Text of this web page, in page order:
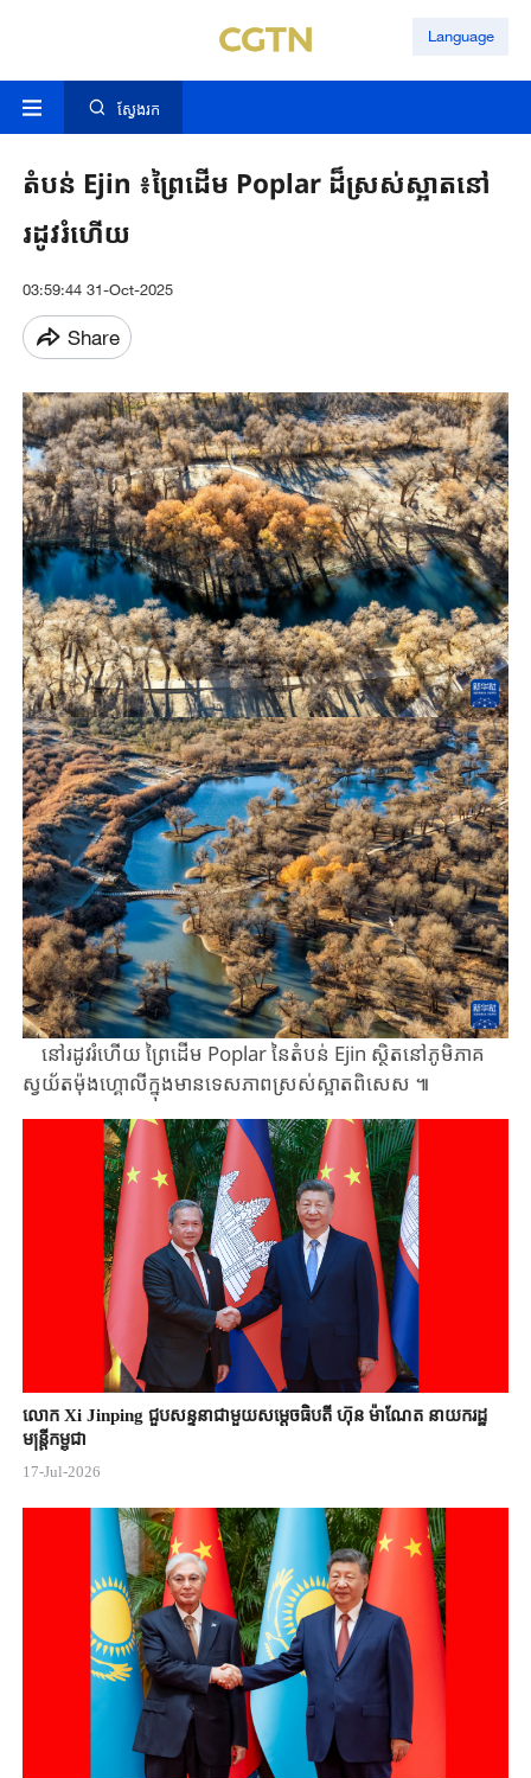
Language
ស្វែងរក
តំបន់ Ejin ​៖ព្រៃ​ដើម​ Poplar ​ដ៏​ស្រស់ស្អាត​នៅ
រដូវរំហើយ​
03:59:44 31-Oct-2025
Share
នៅរដូវរំហើយ ​ព្រៃដើម​ Poplar ​នៃ​តំបន់ Ejin ​ស្ថិតនៅ​ភូមិភាគ​
ស្វយ័ត​ម៉ុងហ្គោលី​ក្នុង​​មាន​ទេសភាព​ស្រស់ស្អាត​ពិសេស ៕
លោក Xi Jinping ជួបសន្ទនាជាមួយសម្តេចធិបតី ហ៊ុន ម៉ាណែត នាយករដ្ឋ
មន្ត្រីកម្ពុជា
17-Jul-2026